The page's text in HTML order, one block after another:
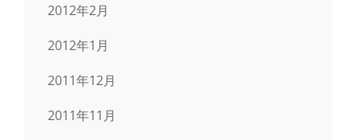
2012年2月
2012年1月
2011年12月
2011年11月